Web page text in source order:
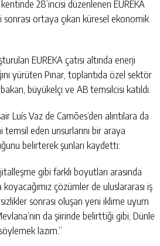
28’incisi düzenlenen EUREKA
sonrası ortaya çıkan küresel ekonomik
EUREKA çatısı altında enerji
yürüten Pınar, toplantıda özel sektör
büyükelçi ve AB temsilcisi katıldı.
Luís Vaz de Camões’den alıntılara da
temsil eden unsurlarını bir araya
belirterek şunları kaydetti:
gibi farklı boyutları arasında
çözümler de uluslararası iş
sonrası oluşan yeni iklime uyum
da şiirinde belirttiği gibi, Dünle
lazım.”